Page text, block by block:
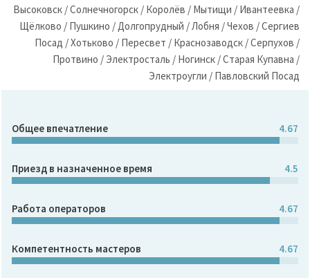
Высоковск / Солнечногорск / Королёв / Мытищи / Ивантеевка /
Щёлково / Пушкино / Долгопрудный / Лобня / Чехов / Сергиев
Посад / Хотьково / Пересвет / Краснозаводск / Серпухов /
Протвино / Электросталь / Ногинск / Старая Купавна /
Электроугли / Павловский Посад
Общее впечатление 4.67
Приезд в назначенное время 4.5
Работа операторов 4.67
Компетентность мастеров 4.67